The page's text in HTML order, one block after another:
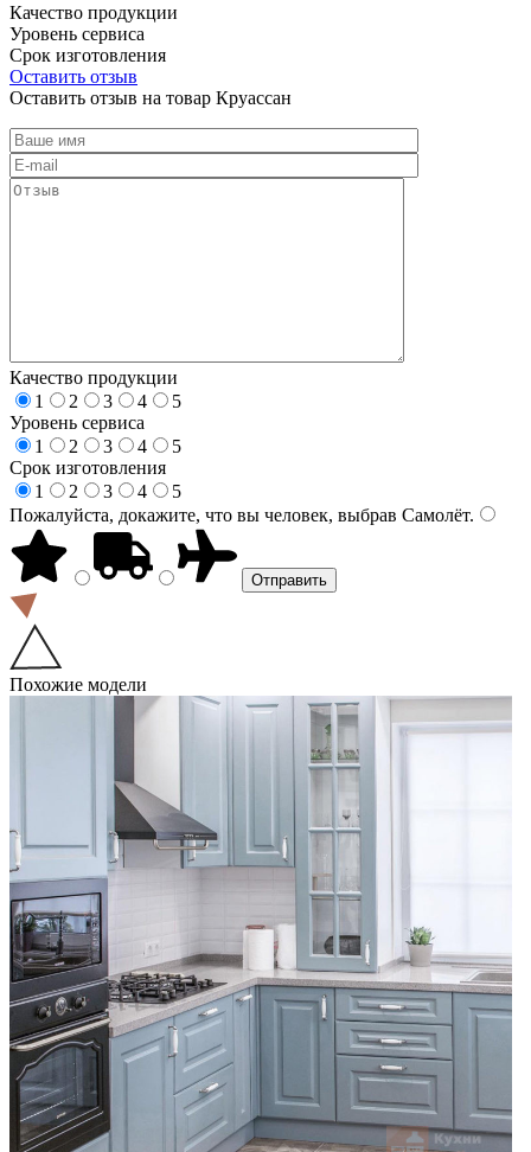
Качество продукции
Уровень сервиса
Срок изготовления
Оставить отзыв
Оставить отзыв на товар Круассан
Качество продукции
1
2 3 4
5
Уровень сервиса
1
2 3 4
5
Срок изготовления
1
2 3 4
5
Пожалуйста, докажите, что вы человек, выбрав Самолёт.
Похожие модели